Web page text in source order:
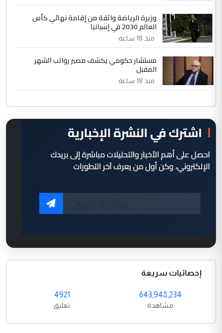
وزيرة الرياضة واثقة من إقامة نهائي كأس
العالم 2030 في إسبانيا
منذ 18 ساعة
مستشار حكومي يكشف مصير رواتب الشهر
المقبل
منذ 18 ساعة
إحصائيات سريعة
643,948,234
مشاهدة
4921
تعليق